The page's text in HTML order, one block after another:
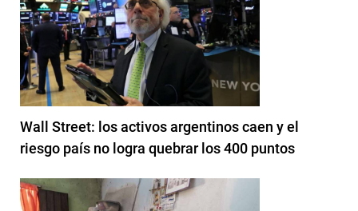
Wall Street: los activos argentinos caen y el
riesgo país no logra quebrar los 400 puntos